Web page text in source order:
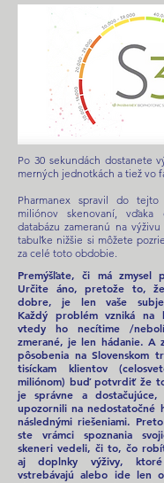
Po 30 sekundách dostanete
merných jednotkách a tiež vo
Pharmanex spravil do
miliónov skenovaní, vďaka
databázu zameranú na
tabuľke nižšie si môžete
za celé toto obdobie.
Premýšľate, či má zmysel
Určite áno, pretože to,
dobre, je len vaše
Každý problém vzniká na
vtedy ho necítime /
zmerané, je len hádanie. A
pôsobenia na Slovenskom
tisíckam klientov
miliónom) buď potvrdiť že
je správne a dostačujúce,
upozornili na nedostatočné
následnými riešeniami.
ste vrámci spoznania
skeneri vedeli, či to, čo
aj doplnky výživy,
vstrebávajú alebo ide len